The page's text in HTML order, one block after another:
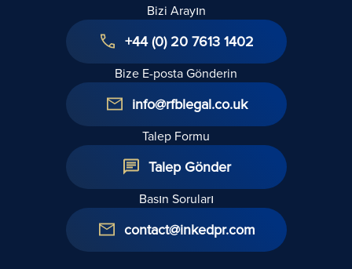
Bizi Arayın
+44 (0) 20 7613 1402
Bize E-posta Gönderin
info@rfblegal.co.uk
Talep Formu
Talep Gönder
Basın Soruları
contact@inkedpr.com